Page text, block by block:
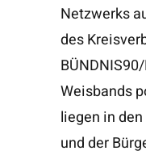
Netzwerks
des
Weisbands
liegen in
und der